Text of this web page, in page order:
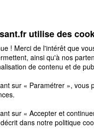
utilise des
! Merci de l'intérêt que
ainsi qu'à nos
de contenu et de
sur « Paramétrer », vous
sur « Accepter et
dans notre politique